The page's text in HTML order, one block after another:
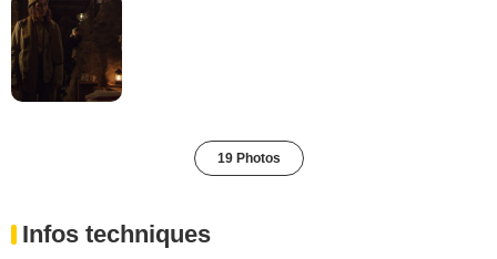
19 Photos
Infos techniques